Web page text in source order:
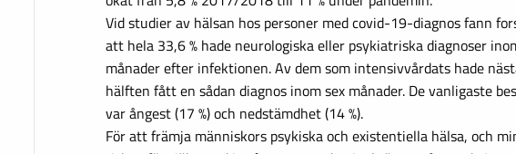
Vid studier av hälsan hos personer med covid-19-diagnos fann
att hela 33,6 % hade neurologiska eller psykiatriska diagnoser
månader efter infektionen. Av dem som intensivvårdats hade
hälften fått en sådan diagnos inom sex månader. De vanligaste
var ångest (17 %) och nedstämdhet (14 %).
För att främja människors psykiska och existentiella hälsa, och